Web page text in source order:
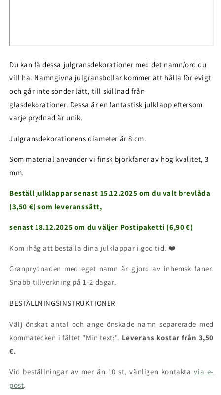
Du kan få dessa julgransdekorationer med det namn/ord du
vill ha. Namngivna julgransbollar kommer att hålla för evigt
och går inte sönder lätt, till skillnad från
glasdekorationer. Dessa är en fantastisk julklapp eftersom
varje prydnad är unik.
Julgransdekorationens diameter är 8 cm.
Som material använder vi finsk björkfaner av hög kvalitet, 3
mm.
Beställ julklappar senast 15.12.2025 om du valt brevlåda
(3,50 €) som leveranssätt,
senast 18.12.2025 om du väljer Postipaketti (6,90 €)
Kom ihåg att beställa dina julklappar i god tid. ❤️
Granprydnaden med eget namn är gjord av inhemsk faner.
Snabb tillverkning på 1-2 dagar.
BESTÄLLNINGSINSTRUKTIONER
Välj önskat antal och ange önskade namn separerade med
kommatecken i fältet "Min text:". Leverans kostar från 3,50
€.
Vid beställningar av mer än 10 st, vänligen kontaktavia e-
post.